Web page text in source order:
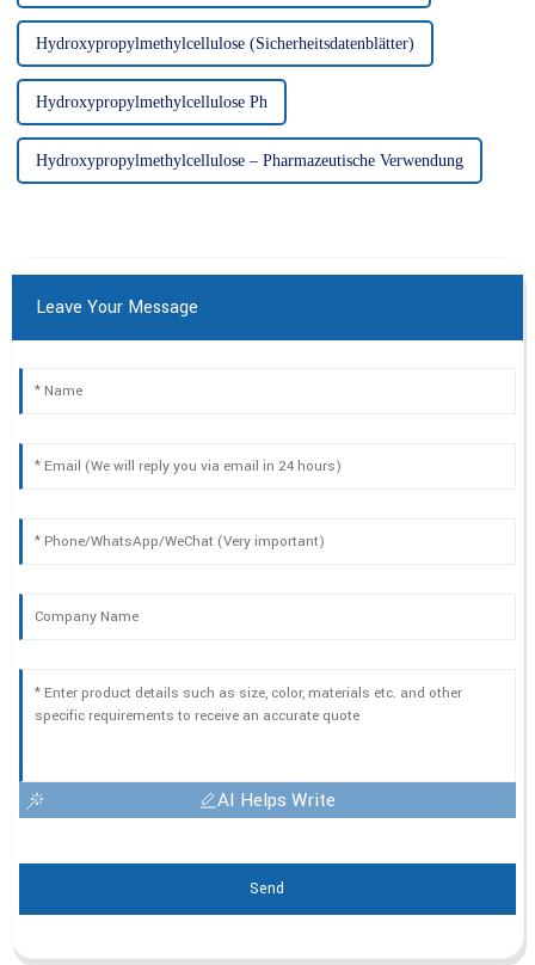
Hydroxypropylmethylcellulose (Sicherheitsdatenblätter)
Hydroxypropylmethylcellulose Ph
Hydroxypropylmethylcellulose – Pharmazeutische Verwendung
Leave Your Message
AI Helps Write
Send